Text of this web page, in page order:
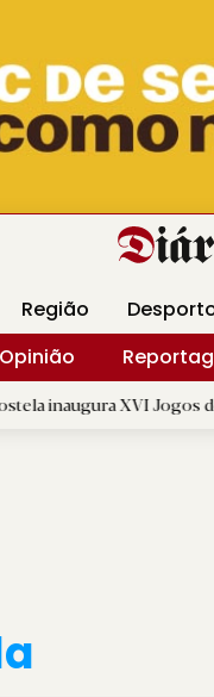
Revista Minha
Região
Opinião
XVI Jogos do Eixo